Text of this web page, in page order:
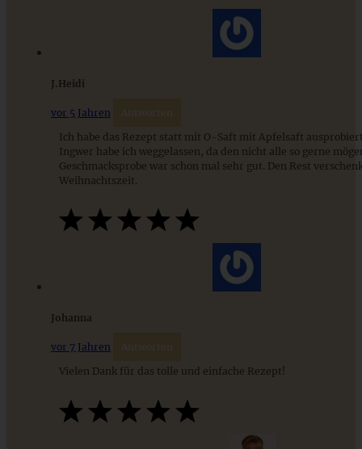
Omas Pflaumenmus – Zwetschgenmus mit dem Ofen
ZUM BEITRAG
& Gemüse der Saison
J.Heidi
vor 5 Jahren Antworten
Ich habe das Rezept statt mit O-Saft mit Apfelsaft
Ingwer habe ich weggelassen, da den nicht alle so gerne
Geschmacksprobe war schon mal sehr gut. Den Rest
Weihnachtszeit.
Johanna
vor 7 Jahren Antworten
Vielen Dank für das tolle und einfache Rezept!